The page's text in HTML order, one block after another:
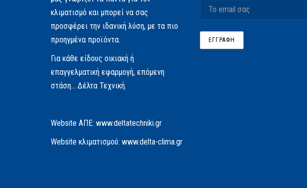
κλιματισμό και μπορεί να σας
προσφέρει την ιδανική λύση, με τα πιο
προηγμένα προϊόντα.
Για κάθε είδους οικιακή ή
επαγγελματική εφαρμογή, επόμενη
στάση… Δέλτα Τεχνική.
Website AΠΕ: www.deltatechniki.gr
Website κλιματισμού: www.delta-clima.gr